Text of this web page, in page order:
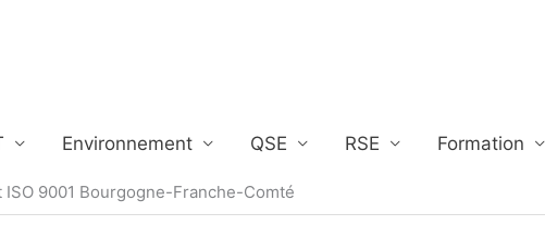
Environnement QSE RSE Formation
9001 Bourgogne-Franche-Comté